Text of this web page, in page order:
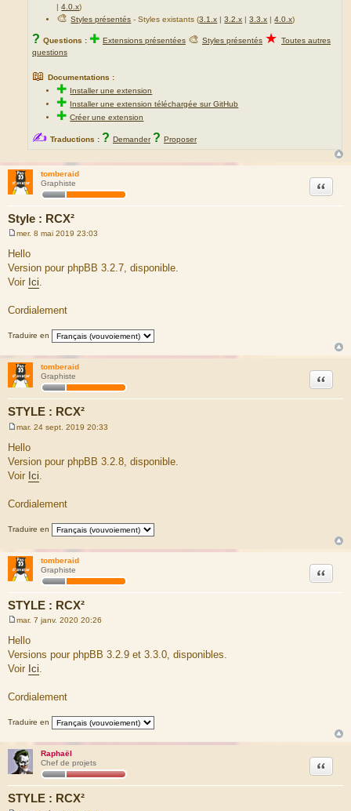
|4.0.x)
🎨Styles présentés - Styles existants (3.1.x |3.2.x |3.3.x |4.0.x)
? Questions : ✚ Extensions présentées 🎨 Styles présentés ★ Toutes autres
questions
📖 Documentations :
✚ Installer une extension
✚ Installer une extension téléchargée sur GitHub
✚Créer une extension
✍ Traductions : ? Demander ? Proposer
tomberaid
Graphiste
Style : RCX²
Citation
e
s
s
a
g
mer. 8 mai 2019 23:03
Hello
Version pour phpBB 3.2.7, disponible.
Voir Ici.
Cordialement
Traduire en
tomberaid
Graphiste
STYLE : RCX²
Citation
e
s
s
a
g
mar. 24 sept. 2019 20:33
Hello
Version pour phpBB 3.2.8, disponible.
Voir Ici
Cordialement
Traduire en
tomberaid
Graphiste
STYLE : RCX²
Citation
e
s
s
a
g
mar. 7 janv. 2020 20:26
Hello
Versions pour phpBB 3.2.9 et 3.3.0, disponibles.
Voir Ici.
Cordialement
Traduire en
Raphaël
Chef de projets
STYLE : RCX²
Citation